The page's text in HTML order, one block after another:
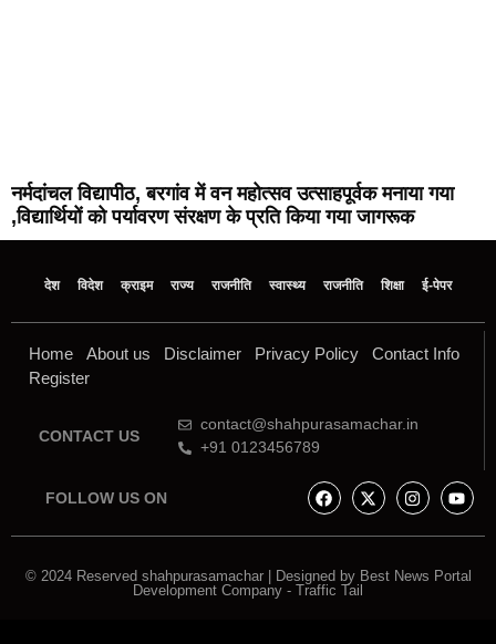
नर्मदांचल विद्यापीठ, बरगांव में वन महोत्सव उत्साहपूर्वक मनाया गया
,विद्यार्थियों को पर्यावरण संरक्षण के प्रति किया गया जागरूक
देश विदेश क्राइम राज्य राजनीति स्वास्थ्य राजनीति शिक्षा ई-पेपर
Home About us Disclaimer Privacy Policy
Contact Info
Register
CONTACT US
contact@shahpurasamachar.in
+91 0123456789
FOLLOW US ON
© 2024 Reserved shahpurasamachar | Designed by Best News Portal
Development Company - Traffic Tail